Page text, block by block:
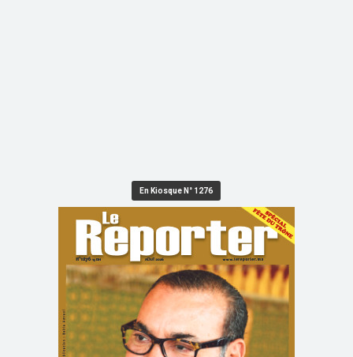
En Kiosque N° 1276